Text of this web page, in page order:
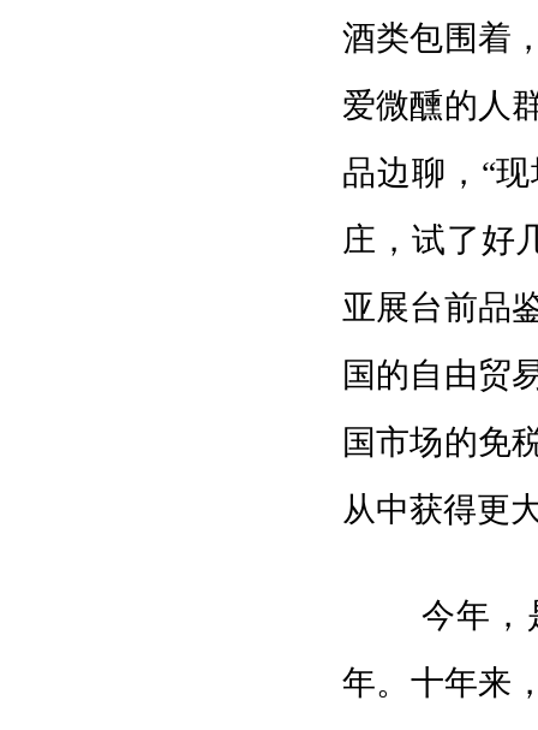
酒类包围着
爱微醺的人
品边聊，“
庄，试了好
亚展台前品
国的自由贸
国市场的免
从中获得更
今年，是
年。十年来